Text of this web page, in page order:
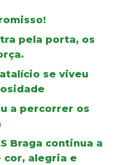
pela porta, os
se viveu
a percorrer os
Braga continua a
cor, alegria e